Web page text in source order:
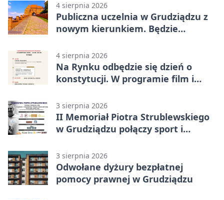
4 sierpnia 2026
Publiczna uczelnia w Grudziądzu z
nowym kierunkiem. Będzie
4 sierpnia 2026
Na Rynku odbędzie się dzień o
konstytucji. W programie film i
3 sierpnia 2026
II Memoriał Piotra Strublewskiego
w Grudziądzu połączy sport i
3 sierpnia 2026
Odwołane dyżury bezpłatnej
pomocy prawnej w Grudziądzu